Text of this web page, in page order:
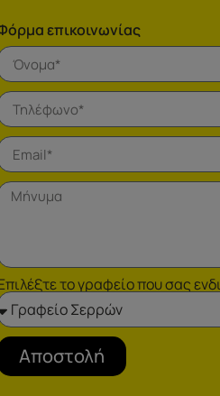
επικοινωνίας
το γραφείο που σας
Αποστολή